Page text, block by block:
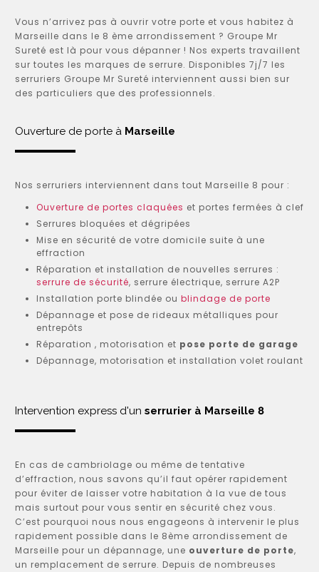
Vous n’arrivez pas à ouvrir votre porte et vous habitez à
Marseille dans le 8 ème arrondissement ? Groupe Mr
Sureté est là pour vous dépanner ! Nos experts travaillent
sur toutes les marques de serrure. Disponibles 7j/7 les
serruriers Groupe Mr Sureté interviennent aussi bien sur
des particuliers que des professionnels.
Ouverture de porte à Marseille
Nos serruriers interviennent dans tout Marseille 8 pour :
Ouverture de portes claquées et portes fermées à clef
Serrures bloquées et dégripées
Mise en sécurité de votre domicile suite à une
effraction
Réparation et installation de nouvelles serrures :
serrure de sécurité, serrure électrique, serrure A2P
Installation porte blindée ou blindage de porte
Dépannage et pose de rideaux métalliques pour
entrepôts
Réparation , motorisation et pose porte de garage
Dépannage, motorisation et installation volet roulant
Intervention express d'un serrurier à Marseille 8
En cas de cambriolage ou même de tentative
d’effraction, nous savons qu’il faut opérer rapidement
pour éviter de laisser votre habitation à la vue de tous
mais surtout pour vous sentir en sécurité chez vous.
C’est pourquoi nous nous engageons à intervenir le plus
rapidement possible dans le 8ème arrondissement de
Marseille pour un dépannage, une ouverture de porte,
un remplacement de serrure. Depuis de nombreuses